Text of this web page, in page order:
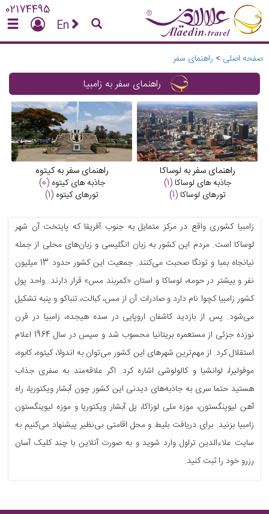
02174495
En
صفحه اصلی > راهنمای سفر
راهنمای سفر به زامبیا
راهنمای سفر به لوساکا
جاذبه های لوساکا (1)
تورهای لوساکا (1)
راهنمای سفر به کیتوه
جاذبه های کیتوه (0)
تورهای کیتوه (1)
زامبیا کشوری واقع در مرکز متمایل به جنوب آفریقا که پایتخت آن شهر
لوساکا است. مردم این کشور به زبان انگلیسی و زبان‌های محلی از جمله
نیانجاه بمبا و تونگا صحبت می‌کنند. جمعیت این کشور حدود 13 میلیون
نفر و بیشتر در حومه، لوساکا و استان «کمربند مس» قرار دارند. واحد پول
کشور زامبیا کچوا نام دارد و صادرات آن از مس، کبالت، تنباکو و پنبه تشکیل
می‌شود. پس از بازدید کاشفان اروپایی در سده هیجده، زامبیا در قرن
نوزده جزئی از مستعمره بریتانیا محسوب شد و سپس در سال 1964 اعلام
استقلال کرد. از مهم‌ترین شهر‌های این کشور می‌توان به اندولا، کیتوه، کابوه،
موفولیرا، لوانشیا و کالولوشی اشاره کرد. اگر علاقه‌مند به سفری جذاب
هستید حتما سری به جاذبه‌های دیدنی این کشور چون آبشار ویکتوریا، راه
آهن لیوینگستون، موزه ملی لوزاکا، پل آبشار ویکتوریا و موزه لیوینگستون
زامبیا بزنید. برای دریافت بلیط و محل اقامتی بی‌نظیر پیشنهاد می‌کنیم به
سایت علاءالدین تراول وارد شوید و به صورت آنلاین با چند کلیک آسان
رزرو خود را ثبت کنید.